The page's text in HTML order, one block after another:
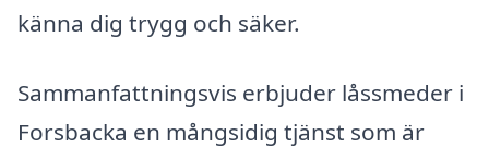
känna dig trygg och säker.
Sammanfattningsvis erbjuder låssmeder i
Forsbacka en mångsidig tjänst som är